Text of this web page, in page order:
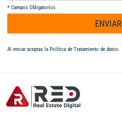
* Campos Obligatorios
ENVIAR
Al enviar aceptas la Política de Tratamiento de datos.